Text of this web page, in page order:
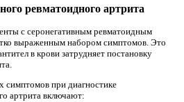
ревматоидного артрита
с серонегативным ревматоидным
выраженным набором симптомов. Это
в крови затрудняет постановку
симптомов при диагностике
артрита включают: